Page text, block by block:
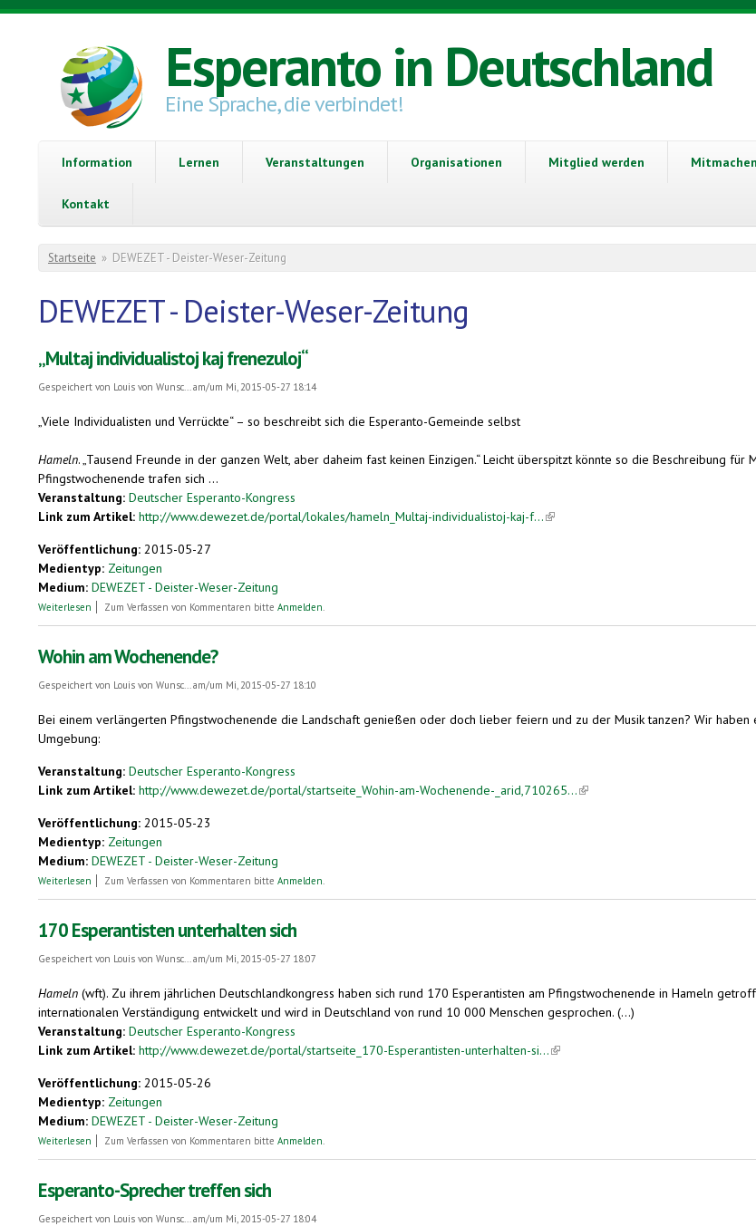
Direkt zum Inhalt
Esperanto in Deutschland
Eine Sprache, die verbindet!
Information Lernen Veranstaltungen Organisationen Mitglied werden Mitmachen
Kontakt
Sie sind hier
Startseite » DEWEZET - Deister-Weser-Zeitung
DEWEZET - Deister-Weser-Zeitung
„Multaj individualistoj kaj frenezuloj“
Gespeichert von Louis von Wunsc...am/um Mi, 2015-05-27 18:14
„Viele Individualisten und Verrückte“ – so beschreibt sich die Esperanto-Gemeinde selbst
Hameln. „Tausend Freunde in der ganzen Welt, aber daheim fast keinen Einzigen.“ Leicht überspitzt könnte so die Beschreibung
Pfingstwochenende trafen sich ...
Veranstaltung: Deutscher Esperanto-Kongress
Link zum Artikel: http://www.dewezet.de/portal/lokales/hameln_Multaj-individualistoj-kaj-f...(link is external)
Veröffentlichung: 2015-05-27
Medientyp: Zeitungen
Medium: DEWEZET - Deister-Weser-Zeitung
Weiterlesen über „Multaj individualistoj kaj frenezuloj“
Zum Verfassen von Kommentaren bitte Anmelden.
Wohin am Wochenende?
Gespeichert von Louis von Wunsc...am/um Mi, 2015-05-27 18:10
Bei einem verlängerten Pfingstwochenende die Landschaft genießen oder doch lieber feiern und zu der Musik tanzen? Wir
Umgebung:
Veranstaltung: Deutscher Esperanto-Kongress
Link zum Artikel: http://www.dewezet.de/portal/startseite_Wohin-am-Wochenende-_arid,710265...(link is external)
Veröffentlichung: 2015-05-23
Medientyp: Zeitungen
Medium: DEWEZET - Deister-Weser-Zeitung
Weiterlesen über Wohin am Wochenende?
Zum Verfassen von Kommentaren bitte Anmelden.
170 Esperantisten unterhalten sich
Gespeichert von Louis von Wunsc...am/um Mi, 2015-05-27 18:07
Hameln (wft). Zu ihrem jährlichen Deutschlandkongress haben sich rund 170 Esperantisten am Pfingstwochenende in Hameln
internationalen Verständigung entwickelt und wird in Deutschland von rund 10 000 Menschen gesprochen. (...)
Veranstaltung: Deutscher Esperanto-Kongress
Link zum Artikel: http://www.dewezet.de/portal/startseite_170-Esperantisten-unterhalten-si...(link is external)
Veröffentlichung: 2015-05-26
Medientyp: Zeitungen
Medium: DEWEZET - Deister-Weser-Zeitung
Weiterlesen über 170 Esperantisten unterhalten sich
Zum Verfassen von Kommentaren bitte Anmelden.
Esperanto-Sprecher treffen sich
Gespeichert von Louis von Wunsc...am/um Mi, 2015-05-27 18:04